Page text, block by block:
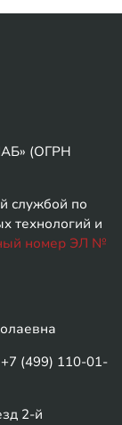
(ОГРН
службой по
технологий и
номер ЭЛ №
(499) 110-01-
2-й